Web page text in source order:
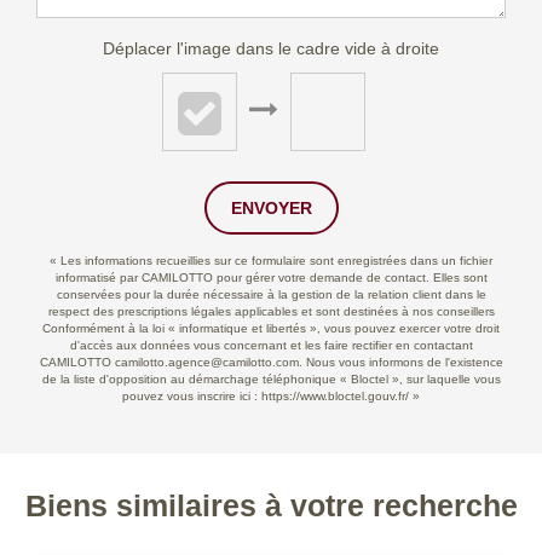
Déplacer l'image dans le cadre vide à droite
ENVOYER
« Les informations recueillies sur ce formulaire sont enregistrées dans un fichier
informatisé par CAMILOTTO pour gérer votre demande de contact. Elles sont
conservées pour la durée nécessaire à la gestion de la relation client dans le
respect des prescriptions légales applicables et sont destinées à nos conseillers
Conformément à la loi « informatique et libertés », vous pouvez exercer votre droit
d'accès aux données vous concernant et les faire rectifier en contactant
CAMILOTTO camilotto.agence@camilotto.com. Nous vous informons de l'existence
de la liste d'opposition au démarchage téléphonique « Bloctel », sur laquelle vous
pouvez vous inscrire ici : https://www.bloctel.gouv.fr/ »
Biens similaires à votre recherche